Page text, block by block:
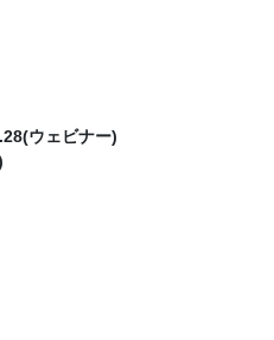
ウェビナー)